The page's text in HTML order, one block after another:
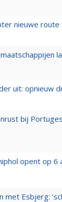
nieuwe
uit: opnieuw
bij
opent op 6
met Esbjerg: